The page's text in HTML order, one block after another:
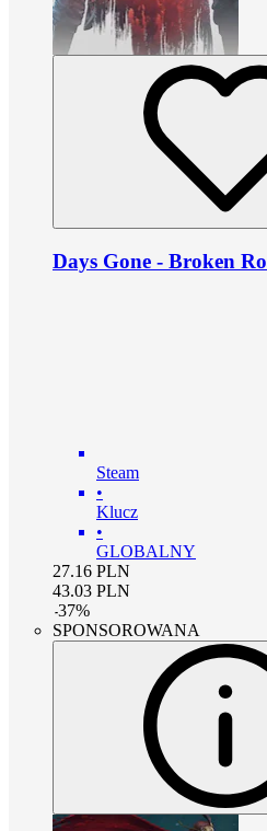
Days Gone - Broken
Steam
•
Klucz
•
GLOBALNY
27.16 PLN
43.03 PLN
-37%
SPONSOROWANA